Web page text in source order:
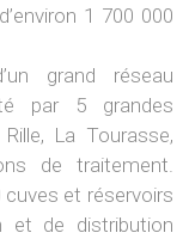
1 700 000
grand réseau
par 5 grandes
La Tourasse,
de traitement.
cuves et réservoirs
et de distribution